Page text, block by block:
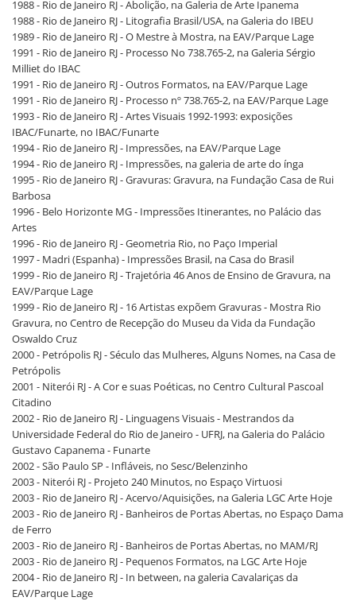
1988 - Rio de Janeiro RJ - Abolição, na Galeria de Arte Ipanema
1988 - Rio de Janeiro RJ - Litografia Brasil/USA, na Galeria do IBEU
1989 - Rio de Janeiro RJ - O Mestre à Mostra, na EAV/Parque Lage
1991 - Rio de Janeiro RJ - Processo No 738.765-2, na Galeria Sérgio
Milliet do IBAC
1991 - Rio de Janeiro RJ - Outros Formatos, na EAV/Parque Lage
1991 - Rio de Janeiro RJ - Processo nº 738.765-2, na EAV/Parque Lage
1993 - Rio de Janeiro RJ - Artes Visuais 1992-1993: exposições
IBAC/Funarte, no IBAC/Funarte
1994 - Rio de Janeiro RJ - Impressões, na EAV/Parque Lage
1994 - Rio de Janeiro RJ - Impressões, na galeria de arte do ínga
1995 - Rio de Janeiro RJ - Gravuras: Gravura, na Fundação Casa de Rui
Barbosa
1996 - Belo Horizonte MG - Impressões Itinerantes, no Palácio das
Artes
1996 - Rio de Janeiro RJ - Geometria Rio, no Paço Imperial
1997 - Madri (Espanha) - Impressões Brasil, na Casa do Brasil
1999 - Rio de Janeiro RJ - Trajetória 46 Anos de Ensino de Gravura, na
EAV/Parque Lage
1999 - Rio de Janeiro RJ - 16 Artistas expõem Gravuras - Mostra Rio
Gravura, no Centro de Recepção do Museu da Vida da Fundação
Oswaldo Cruz
2000 - Petrópolis RJ - Século das Mulheres, Alguns Nomes, na Casa de
Petrópolis
2001 - Niterói RJ - A Cor e suas Poéticas, no Centro Cultural Pascoal
Citadino
2002 - Rio de Janeiro RJ - Linguagens Visuais - Mestrandos da
Universidade Federal do Rio de Janeiro - UFRJ, na Galeria do Palácio
Gustavo Capanema - Funarte
2002 - São Paulo SP - Infláveis, no Sesc/Belenzinho
2003 - Niterói RJ - Projeto 240 Minutos, no Espaço Virtuosi
2003 - Rio de Janeiro RJ - Acervo/Aquisições, na Galeria LGC Arte Hoje
2003 - Rio de Janeiro RJ - Banheiros de Portas Abertas, no Espaço Dama
de Ferro
2003 - Rio de Janeiro RJ - Banheiros de Portas Abertas, no MAM/RJ
2003 - Rio de Janeiro RJ - Pequenos Formatos, na LGC Arte Hoje
2004 - Rio de Janeiro RJ - In between, na galeria Cavalariças da
EAV/Parque Lage